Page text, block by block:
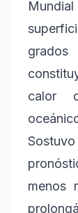
calor
menos